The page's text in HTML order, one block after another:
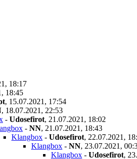
18:17
18:45
, 15.07.2021, 17:54
, 18.07.2021, 22:53
- Udosefirot, 21.07.2021, 18:02
- NN, 21.07.2021, 18:43
Klangbox - Udosefirot, 22.07.2021,
Klangbox - NN, 23.07.2021,
Klangbox - Udosefirot,